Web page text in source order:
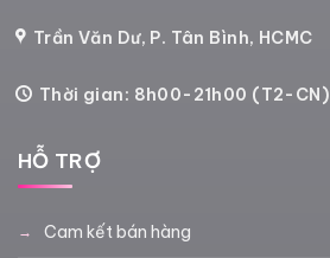
Trần Văn Dư, P. Tân Bình, HCMC
Thời gian: 8h00-21h00 (T2-CN)
HỖ TRỢ
Cam kết bán hàng